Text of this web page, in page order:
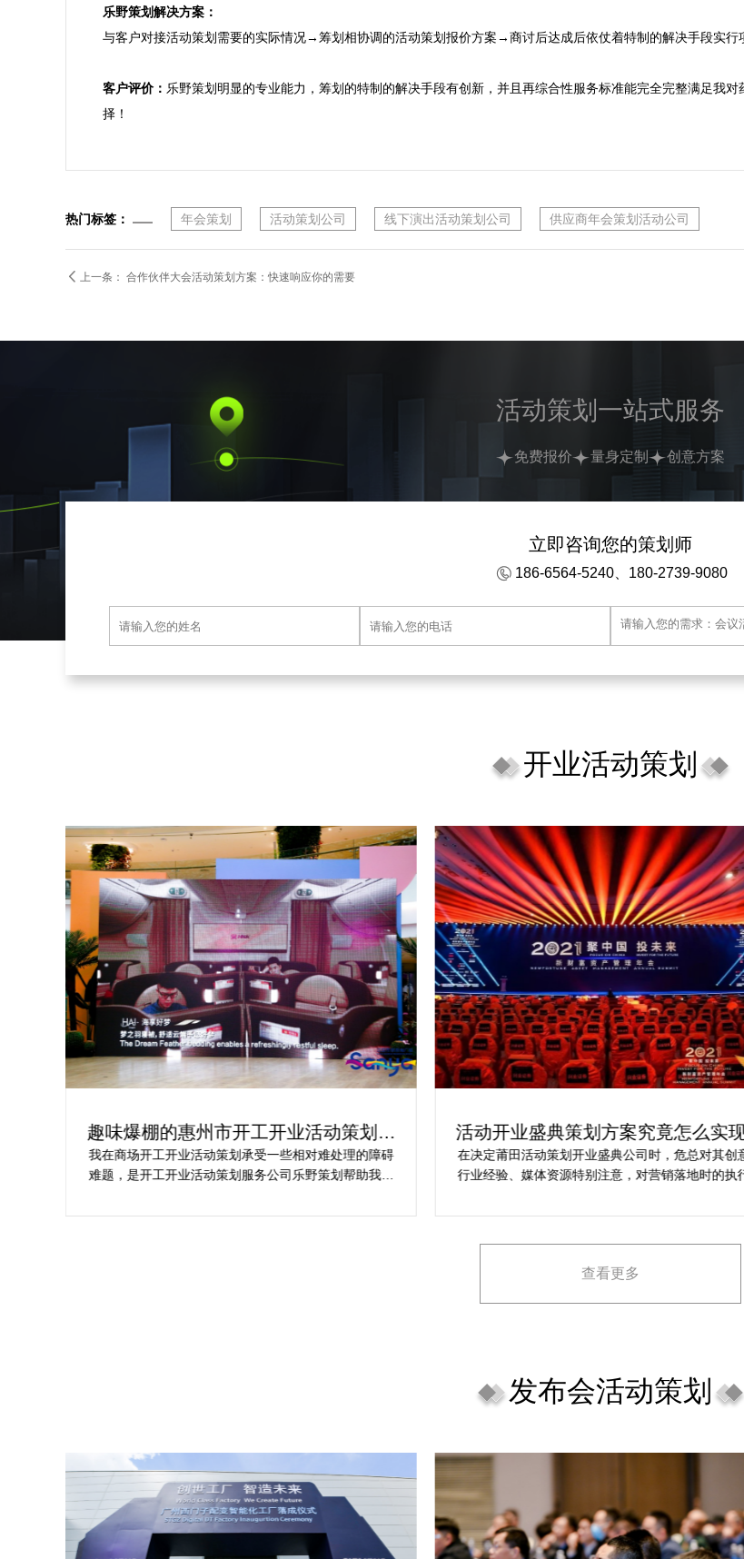
乐野策划解决方案：
与客户对接活动策划需要的实际情况→筹划相协调的活动策划报价方案→商讨后达成后依仗着特制的解决手段实行
客户评价： 乐野策划明显的专业能力，筹划的特制的解决手段有创新，并且再综合性服务标准能完全完整满足我
择！
热门标签： 年会策划 活动策划公司 线下演出活动策划公司 供应商年会策划活动公司
 上一条： 合作伙伴大会活动策划方案：快速响应你的需要
活动策划一站式服务
免费报价 量身定制 创意方案
立即咨询您的策划师
186-6564-5240、180-2739-9080
开业活动策划
趣味爆棚的惠州市开工开业活动策划方
案精选
我在商场开工开业活动策划承受一些相对难处理的障碍
难题，是开工开业活动策划服务公司乐野策划帮助我完
场开工开业活动策划堪称完美，下次有计划还会选择乐
活动开业盛典策划方案究竟怎么实
想活动
在决定莆田活动策划开业盛典公司时，危总对其创
行业经验、媒体资源特别注意，对营销落地时的执
理念理解不足，导致宣传方案不匹配。
查看更多
发布会活动策划